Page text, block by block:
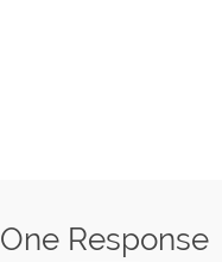
One Response